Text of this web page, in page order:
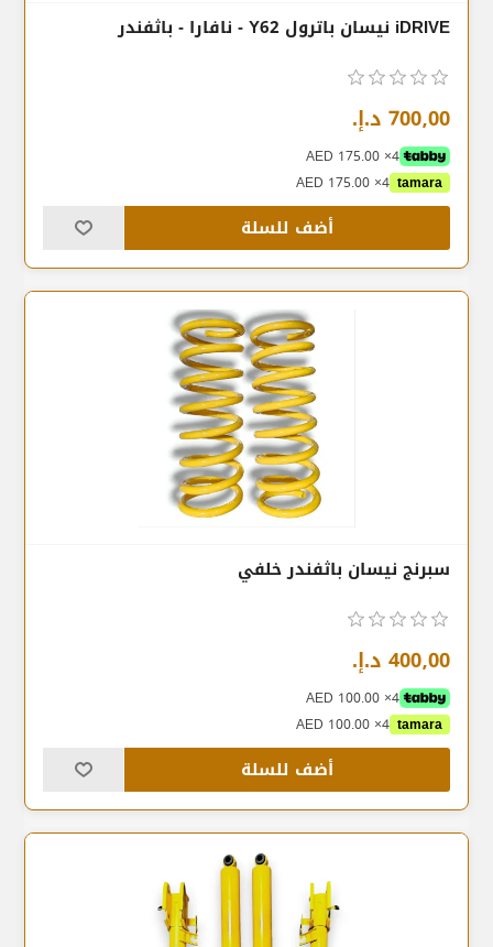
iDRIVE نيسان باترول Y62 - نافارا - باثفندر
700٫00 د.إ.‏
4× AED 175.00
tamara
4× AED 175.00
أضف للسلة
سبرنج نيسان باثفندر خلفي
400٫00 د.إ.‏
4× AED 100.00
tamara
4× AED 100.00
أضف للسلة